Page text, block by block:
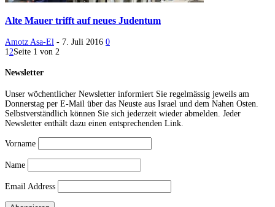
Alte Mauer trifft auf neues Judentum
Amotz Asa-El - 7. Juli 2016 0
1 2Seite 1 von 2
Newsletter
Unser wöchentlicher Newsletter informiert Sie regelmässig jeweils am
Donnerstag per E-Mail über das Neuste aus Israel und dem Nahen Osten.
Selbstverständlich können Sie sich jederzeit wieder abmelden. Jeder
Newsletter enthält dazu einen entsprechenden Link.
Vorname
Name
Email Address